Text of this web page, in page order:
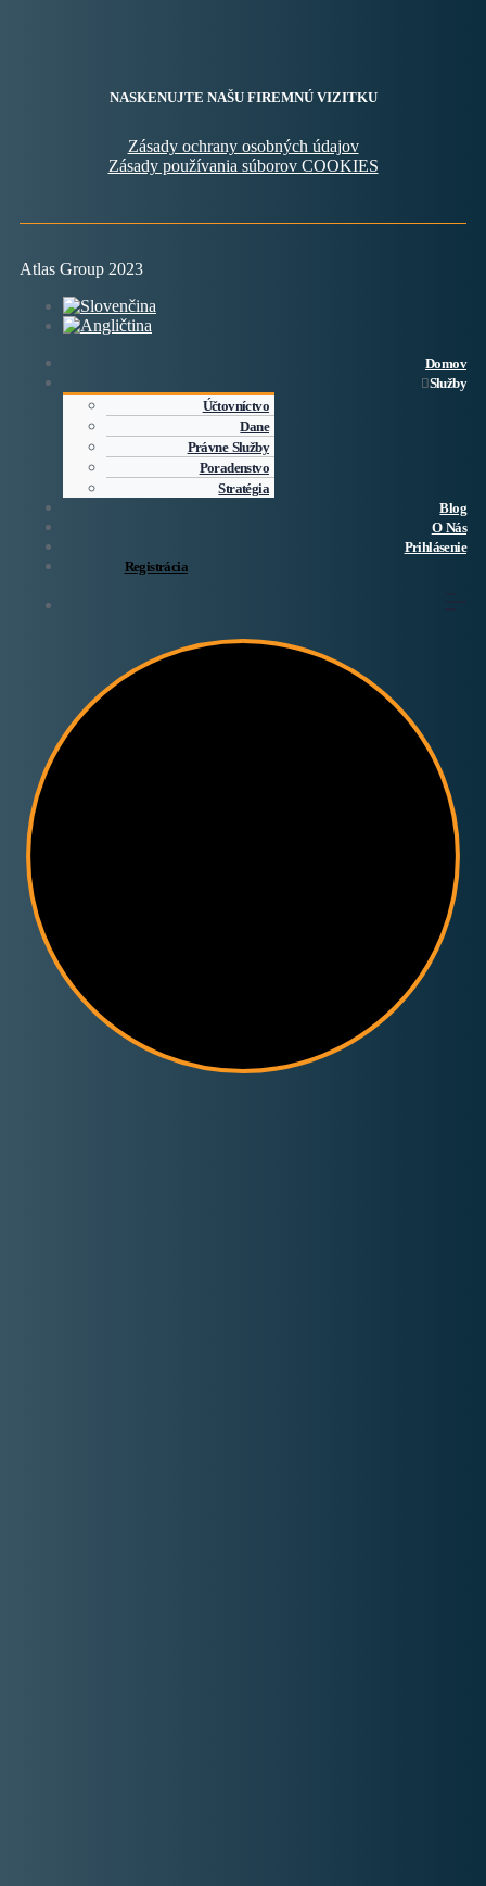
NASKENUJTE NAŠU FIREMNÚ VIZITKU
Zásady ochrany osobných údajov
Zásady používania súborov COOKIES
Atlas Group 2023
Domov
Služby
Účtovníctvo
Dane
Právne Služby
Poradenstvo
Stratégia
Blog
O Nás
Prihlásenie
Registrácia